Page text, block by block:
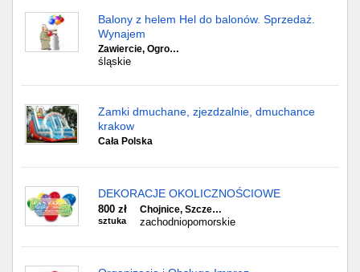
Balony z helem Hel do balonów. Sprzedaż.
Wynajem
Zawiercie, Ogro…
śląskie
Zamki dmuchane, zjezdzalnie, dmuchance
krakow
Cała Polska
DEKORACJE OKOLICZNOŚCIOWE
800 zł
sztuka
Chojnice, Szcze…
zachodniopomorskie